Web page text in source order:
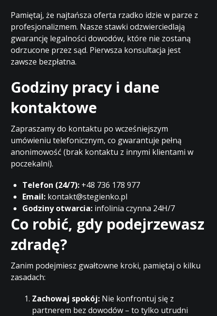
Pamiętaj, że najtańsza oferta rzadko idzie w parze z
profesjonalizmem. Nasze stawki odzwierciedlają
gwarancję legalności dowodów, które nie zostaną
odrzucone przez sąd. Pierwsza konsultacja jest
zawsze bezpłatna.
Godziny pracy i dane
kontaktowe
Zapraszamy do kontaktu po wcześniejszym
umówieniu telefonicznym, co gwarantuje pełną
anonimowość (brak kontaktu z innymi klientami w
poczekalni).
Telefon (24/7): +48 736 178 977
Email: kontakt@stegienko.pl
Godziny otwarcia: infolinia czynna 24H/7
Co robić, gdy podejrzewasz
zdradę?
Zanim podejmiesz gwałtowne kroki, pamiętaj o kilku
zasadach:
Zachowaj spokój: Nie konfrontuj się z
partnerem bez dowodów – to tylko utrudni